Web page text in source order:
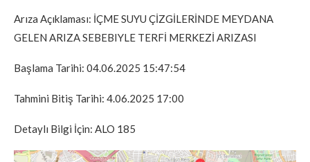
Arıza Açıklaması: İÇME SUYU ÇİZGİLERİNDE MEYDANA
GELEN ARIZA SEBEBIYLE TERFİ MERKEZİ ARIZASI
Başlama Tarihi: 04.06.2025 15:47:54
Tahmini Bitiş Tarihi: 4.06.2025 17:00
Detaylı Bilgi İçin: ALO 185